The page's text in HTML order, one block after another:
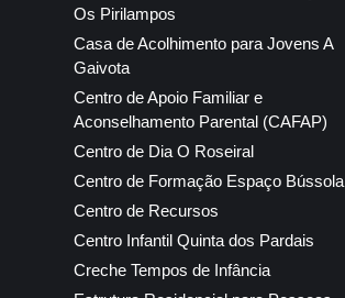
Os Pirilampos
Casa de Acolhimento para Jovens A
Gaivota
Centro de Apoio Familiar e
Aconselhamento Parental (CAFAP)
Centro de Dia O Roseiral
Centro de Formação Espaço Bússola
Centro de Recursos
Centro Infantil Quinta dos Pardais
Creche Tempos de Infância